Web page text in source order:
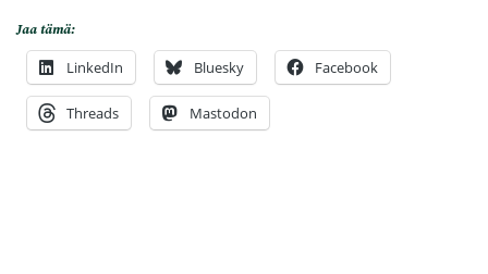
Jaa tämä:
LinkedIn Bluesky Facebook
Threads Mastodon